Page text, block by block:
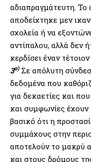
αδιαπραγμάτευτη.
αποδείχτηκε μεν
σχολεία ή να
αντίπαλου, αλλά δεν
κερδίσει έναν
3ο)Σε απόλυτη
δεδομένα που
για δεκαετίες και
και συμφωνίες
βασικό ότι η
συμμάχους στην
αποτελούν το μακρύ
και στους δρόμους